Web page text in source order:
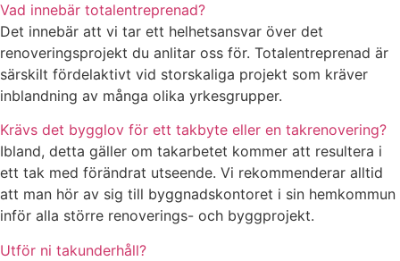
Vad innebär totalentreprenad?
Det innebär att vi tar ett helhetsansvar över det
renoveringsprojekt du anlitar oss för. Totalentreprenad är
särskilt fördelaktivt vid storskaliga projekt som kräver
inblandning av många olika yrkesgrupper.
Krävs det bygglov för ett takbyte eller en takrenovering?
Ibland, detta gäller om takarbetet kommer att resultera i
ett tak med förändrat utseende. Vi rekommenderar alltid
att man hör av sig till byggnadskontoret i sin hemkommun
inför alla större renoverings- och byggprojekt.
Utför ni takunderhåll?